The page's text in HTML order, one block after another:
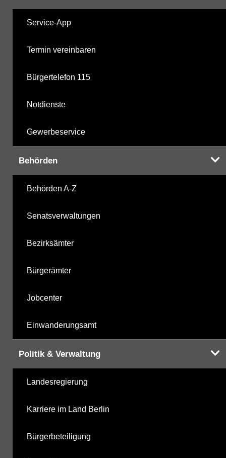
Service-App
Termin vereinbaren
Bürgertelefon 115
Notdienste
Gewerbeservice
Behörden
Behörden A-Z
Senatsverwaltungen
Bezirksämter
Bürgerämter
Jobcenter
Einwanderungsamt
Politik & Verwaltung
Landesregierung
Karriere im Land Berlin
Bürgerbeteiligung